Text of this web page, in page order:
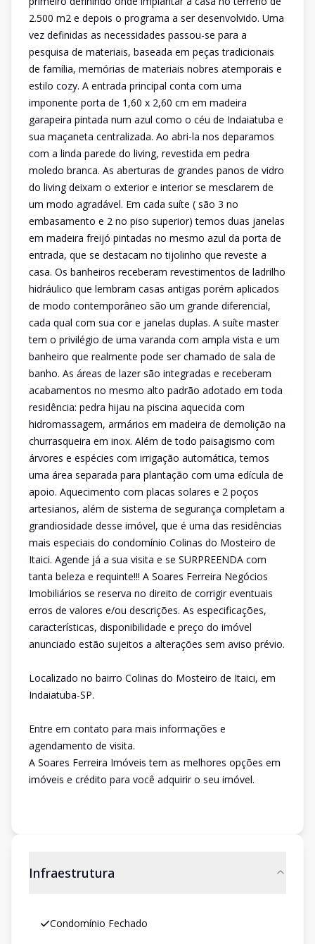
2.500 m2 e depois o programa a ser desenvolvido. Uma
vez definidas as necessidades passou-se para a
pesquisa de materiais, baseada em peças tradicionais
de família, memórias de materiais nobres atemporais e
estilo cozy. A entrada principal conta com uma
imponente porta de 1,60 x 2,60 cm em madeira
garapeira pintada num azul como o céu de Indaiatuba e
sua maçaneta centralizada. Ao abri-la nos deparamos
com a linda parede do living, revestida em pedra
moledo branca. As aberturas de grandes panos de vidro
do living deixam o exterior e interior se mesclarem de
um modo agradável. Em cada suíte ( são 3 no
embasamento e 2 no piso superior) temos duas janelas
em madeira freijó pintadas no mesmo azul da porta de
entrada, que se destacam no tijolinho que reveste a
casa. Os banheiros receberam revestimentos de ladrilho
hidráulico que lembram casas antigas porém aplicados
de modo contemporâneo são um grande diferencial,
cada qual com sua cor e janelas duplas. A suíte master
tem o privilégio de uma varanda com ampla vista e um
banheiro que realmente pode ser chamado de sala de
banho. As áreas de lazer são integradas e receberam
acabamentos no mesmo alto padrão adotado em toda
residência: pedra hijau na piscina aquecida com
hidromassagem, armários em madeira de demolição na
churrasqueira em inox. Além de todo paisagismo com
árvores e espécies com irrigação automática, temos
uma área separada para plantação com uma edícula de
apoio. Aquecimento com placas solares e 2 poços
artesianos, além de sistema de segurança completam a
grandiosidade desse imóvel, que é uma das residências
mais especiais do condomínio Colinas do Mosteiro de
Itaici. Agende já a sua visita e se SURPREENDA com
tanta beleza e requinte!!! A Soares Ferreira Negócios
Imobiliários se reserva no direito de corrigir eventuais
erros de valores e/ou descrições. As especificações,
características, disponibilidade e preço do imóvel
anunciado estão sujeitos a alterações sem aviso prévio.
Localizado no bairro Colinas do Mosteiro de Itaici, em
Indaiatuba-SP.
Entre em contato para mais informações e
agendamento de visita.
A Soares Ferreira Imóveis tem as melhores opções em
imóveis e crédito para você adquirir o seu imóvel.
Infraestrutura
Condomínio Fechado